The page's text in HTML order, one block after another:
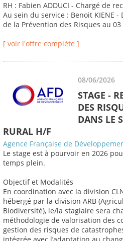
RH : Fabien ADDUCI - Chargé de
Au sein du service : Benoit KIENE
de la Prévention des Risques au 03
[ voir l'offre complète ]
08/06/2026
STAGE -
DES
DANS LE
RURAL H/F
Agence Française de
Le stage est à pourvoir en 2026
temps plein.
Objectif et Modalités
En coordination avec la division
hébergé par la division ARB
Biodiversité), le/la stagiaire sera
méthodologie de valorisation des
gestion des risques de